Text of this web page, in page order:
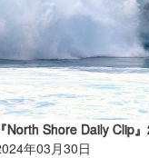
年03月30日